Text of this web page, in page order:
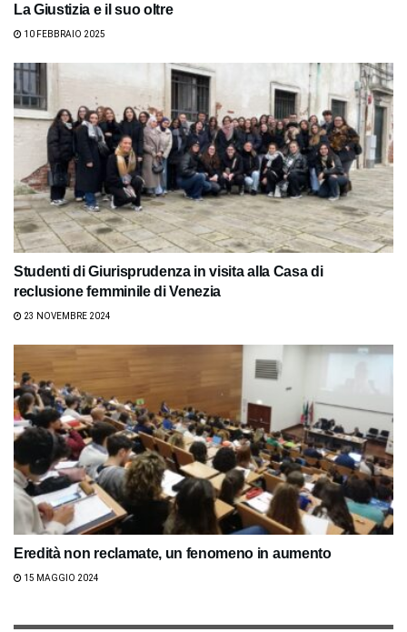
La Giustizia e il suo oltre
10 FEBBRAIO 2025
Studenti di Giurisprudenza in visita alla Casa di
reclusione femminile di Venezia
23 NOVEMBRE 2024
Eredità non reclamate, un fenomeno in aumento
15 MAGGIO 2024